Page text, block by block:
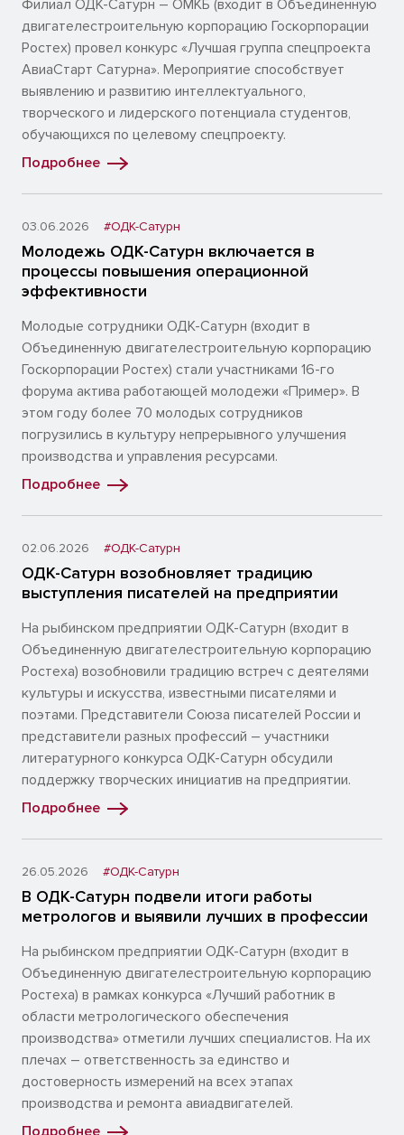
Филиал ОДК-Сатурн – ОМКБ (входит в Объединенную
двигателестроительную корпорацию Госкорпорации
Ростех) провел конкурс «Лучшая группа спецпроекта
АвиаСтарт Сатурна». Мероприятие способствует
выявлению и развитию интеллектуального,
творческого и лидерского потенциала студентов,
обучающихся по целевому спецпроекту.
Подробнее
03.06.2026 #ОДК-Сатурн
Молодежь ОДК-Сатурн включается в
процессы повышения операционной
эффективности
Молодые сотрудники ОДК-Сатурн (входит в
Объединенную двигателестроительную корпорацию
Госкорпорации Ростех) стали участниками 16-го
форума актива работающей молодежи «Пример». В
этом году более 70 молодых сотрудников
погрузились в культуру непрерывного улучшения
производства и управления ресурсами.
Подробнее
02.06.2026 #ОДК-Сатурн
ОДК-Сатурн возобновляет традицию
выступления писателей на предприятии
На рыбинском предприятии ОДК-Сатурн (входит в
Объединенную двигателестроительную корпорацию
Ростеха) возобновили традицию встреч с деятелями
культуры и искусства, известными писателями и
поэтами. Представители Союза писателей России и
представители разных профессий – участники
литературного конкурса ОДК-Сатурн обсудили
поддержку творческих инициатив на предприятии.
Подробнее
26.05.2026 #ОДК-Сатурн
В ОДК-Сатурн подвели итоги работы
метрологов и выявили лучших в профессии
На рыбинском предприятии ОДК-Сатурн (входит в
Объединенную двигателестроительную корпорацию
Ростеха) в рамках конкурса «Лучший работник в
области метрологического обеспечения
производства» отметили лучших специалистов. На их
плечах – ответственность за единство и
достоверность измерений на всех этапах
производства и ремонта авиадвигателей.